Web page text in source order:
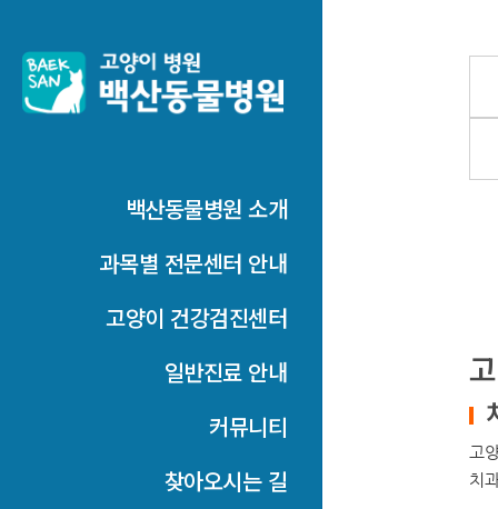
백산동물병원 소개
과목별 전문센터 안내
고양이 건강검진센터
일반진료 안내
커뮤니티
찾아오시는 길
고
치